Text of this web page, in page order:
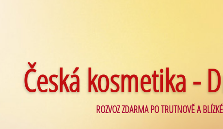
Česká kosmetika -
ROZVOZ ZDARMA PO TRUTNOVĚ A